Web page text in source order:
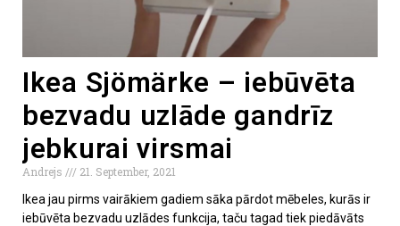
Ikea Sjömärke – iebūvēta
bezvadu uzlāde gandrīz
jebkurai virsmai
Andrejs
21. September, 2021
Ikea jau pirms vairākiem gadiem sāka pārdot mēbeles, kurās ir
iebūvēta bezvadu uzlādes funkcija, taču tagad tiek piedāvāts